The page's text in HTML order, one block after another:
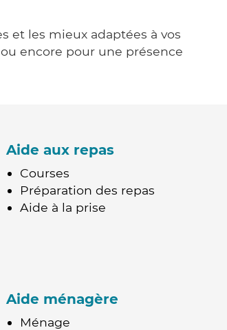
et les mieux adaptées à vos
encore pour une présence
Aide aux repas
Courses
Préparation des repas
Aide à la prise
Aide ménagère
Ménage